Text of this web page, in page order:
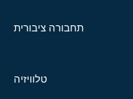
תחבורה ציבורית
טלוויזיה